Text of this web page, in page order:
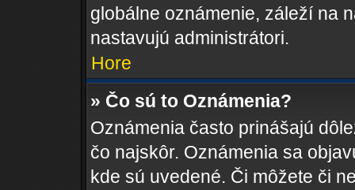
globálne oznámenie, záleží na
nastavujú administrátori.
Hore
» Čo sú to Oznámenia?
Oznámenia často prinášajú
čo najskôr. Oznámenia sa
kde sú uvedené. Či môžete či